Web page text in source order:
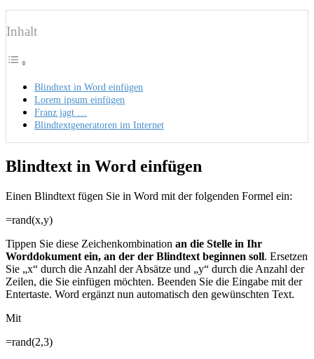
Inhalt
Blindtext in Word einfügen
Lorem ipsum einfügen
Franz jagt …
Blindtextgeneratoren im Internet
Blindtext in Word einfügen
Einen Blindtext fügen Sie in Word mit der folgenden Formel ein:
=rand(x,y)
Tippen Sie diese Zeichenkombination an die Stelle in Ihr
Worddokument ein, an der der Blindtext beginnen soll. Ersetzen
Sie „x“ durch die Anzahl der Absätze und „y“ durch die Anzahl der
Zeilen, die Sie einfügen möchten. Beenden Sie die Eingabe mit der
Entertaste. Word ergänzt nun automatisch den gewünschten Text.
Mit
=rand(2,3)